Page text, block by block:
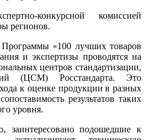
конкурсной комиссией
регионов.
Программы «100 лучших товаров
и экспертизы проводятся на
центров стандартизации,
(ЦCM) Росстандарта. Это
к оценке продукции в разных
результатов таких
уровня.
заинтересовано подошедшие к